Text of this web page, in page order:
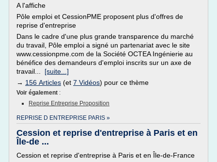
A l'affiche
Pôle emploi et CessionPME proposent plus d'offres de
reprise d'entreprise
Dans le cadre d'une plus grande transparence du marché
du travail, Pôle emploi a signé un partenariat avec le site
www.cessionpme.com de la Société OCTEA Ingénierie au
bénéfice des demandeurs d'emploi inscrits sur un axe de
travail... [suite...]
→ 156 Articles (et 7 Vidéos) pour ce thème
Voir également :
Reprise Entreprise Proposition
REPRISE D ENTREPRISE PARIS »
Cession et reprise d'entreprise à Paris et en
Île-de ...
Cession et reprise d'entreprise à Paris et en Île-de-France